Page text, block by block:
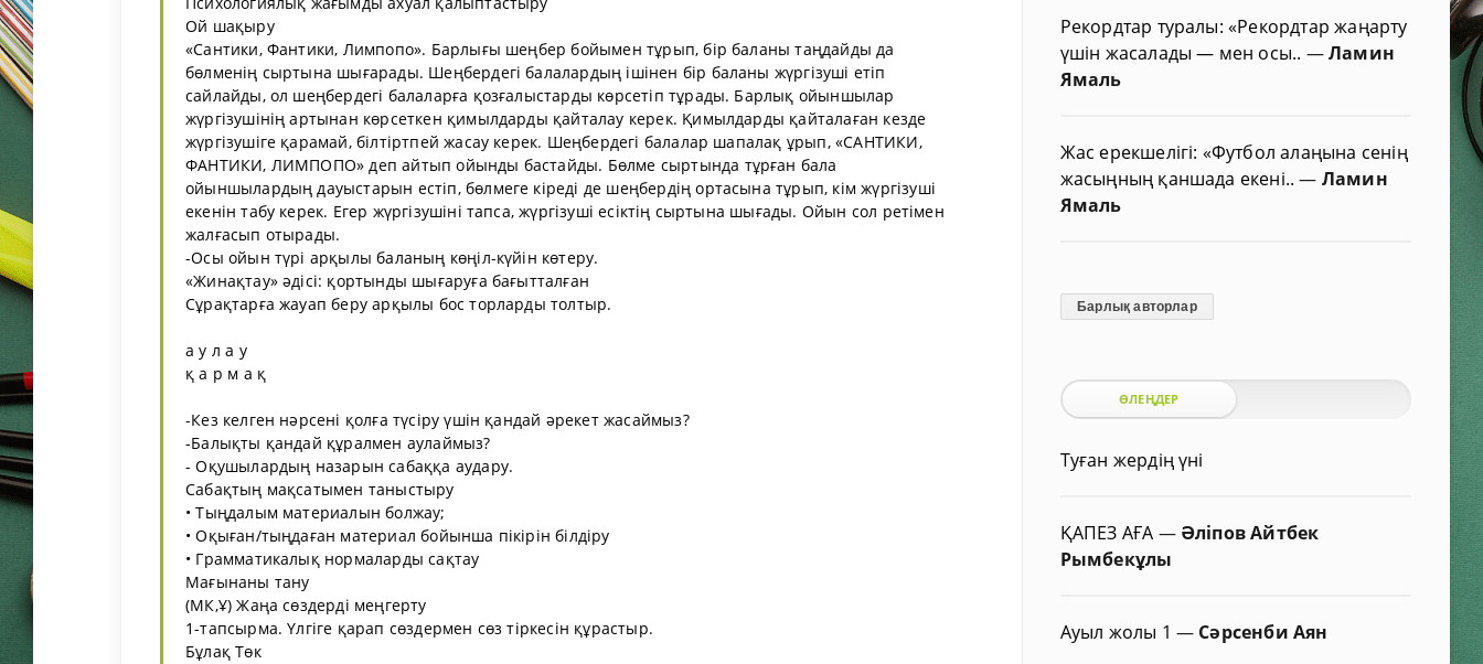
Ой шақыру
«Сантики, Фантики, Лимпопо». Барлығы шеңбер бойымен тұрып, бір баланы таңдайды да
бөлменің сыртына шығарады. Шеңбердегі балалардың ішінен бір баланы жүргізуші етіп
сайлайды, ол шеңбердегі балаларға қозғалыстарды көрсетіп тұрады. Барлық ойыншылар
жүргізушінің артынан көрсеткен қимылдарды қайталау керек. Қимылдарды қайталаған кезде
жүргізушіге қарамай, білтіртпей жасау керек. Шеңбердегі балалар шапалақ ұрып, «САНТИКИ,
ФАНТИКИ, ЛИМПОПО» деп айтып ойынды бастайды. Бөлме сыртында тұрған бала
ойыншылардың дауыстарын естіп, бөлмеге кіреді де шеңбердің ортасына тұрып, кім жүргізуші
екенін табу керек. Егер жүргізушіні тапса, жүргізуші есіктің сыртына шығады. Ойын сол ретімен
жалғасып отырады.
-Осы ойын түрі арқылы баланың көңіл-күйін көтеру.
«Жинақтау» әдісі: қортынды шығаруға бағытталған
Сұрақтарға жауап беру арқылы бос торларды толтыр.
а у л а у
қ а р м а қ
-Кез келген нәрсені қолға түсіру үшін қандай әрекет жасаймыз?
-Балықты қандай құралмен аулаймыз?
- Оқушылардың назарын сабаққа аудару.
Сабақтың мақсатымен таныстыру
• Тыңдалым материалын болжау;
• Оқыған/тыңдаған материал бойынша пікірін білдіру
• Грамматикалық нормаларды сақтау
Мағынаны тану
(МК,Ұ) Жаңа сөздерді меңгерту
1-тапсырма. Үлгіге қарап сөздермен сөз тіркесін құрастыр.
Бұлақ Төк
Рекордтар туралы: «Рекордтар жаңарту
үшін жасалады — мен осы.. —Ламин
Ямаль
Жас ерекшелігі: «Футбол алаңына сенің
жасыңның қаншада екені..— Ламин
Ямаль
Барлық авторлар
ӨЛЕҢДЕР
Туған жердің үні
ҚАПЕЗ АҒА — Әліпов Айтбек
Рымбекұлы
Ауыл жолы 1 — Сәрсенби Аян